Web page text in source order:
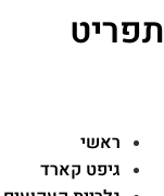
ראשי
גיפט קארד